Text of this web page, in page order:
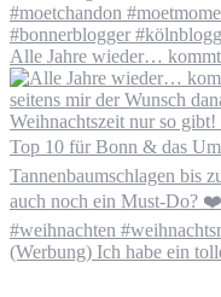
Alle Jahre wieder…
(Werbung) Ich habe ein